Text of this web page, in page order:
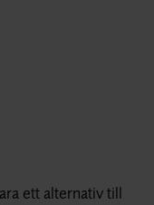
ett alternativ till